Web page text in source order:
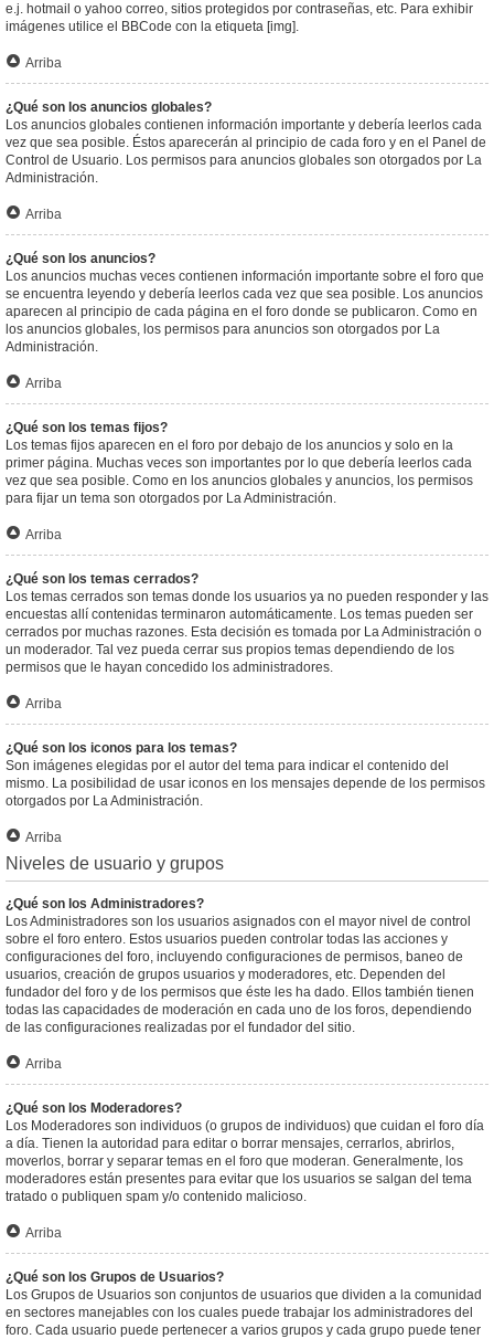
e.j. hotmail o yahoo correo, sitios protegidos por contraseñas, etc. Para exhibir
imágenes utilice el BBCode con la etiqueta [img].
Arriba
¿Qué son los anuncios globales?
Los anuncios globales contienen información importante y debería leerlos cada
vez que sea posible. Éstos aparecerán al principio de cada foro y en el Panel de
Control de Usuario. Los permisos para anuncios globales son otorgados por La
Administración.
Arriba
¿Qué son los anuncios?
Los anuncios muchas veces contienen información importante sobre el foro que
se encuentra leyendo y debería leerlos cada vez que sea posible. Los anuncios
aparecen al principio de cada página en el foro donde se publicaron. Como en
los anuncios globales, los permisos para anuncios son otorgados por La
Administración.
Arriba
¿Qué son los temas fijos?
Los temas fijos aparecen en el foro por debajo de los anuncios y solo en la
primer página. Muchas veces son importantes por lo que debería leerlos cada
vez que sea posible. Como en los anuncios globales y anuncios, los permisos
para fijar un tema son otorgados por La Administración.
Arriba
¿Qué son los temas cerrados?
Los temas cerrados son temas donde los usuarios ya no pueden responder y las
encuestas allí contenidas terminaron automáticamente. Los temas pueden ser
cerrados por muchas razones. Esta decisión es tomada por La Administración o
un moderador. Tal vez pueda cerrar sus propios temas dependiendo de los
permisos que le hayan concedido los administradores.
Arriba
¿Qué son los iconos para los temas?
Son imágenes elegidas por el autor del tema para indicar el contenido del
mismo. La posibilidad de usar iconos en los mensajes depende de los permisos
otorgados por La Administración.
Arriba
Niveles de usuario y grupos
¿Qué son los Administradores?
Los Administradores son los usuarios asignados con el mayor nivel de control
sobre el foro entero. Estos usuarios pueden controlar todas las acciones y
configuraciones del foro, incluyendo configuraciones de permisos, baneo de
usuarios, creación de grupos usuarios y moderadores, etc. Dependen del
fundador del foro y de los permisos que éste les ha dado. Ellos también tienen
todas las capacidades de moderación en cada uno de los foros, dependiendo
de las configuraciones realizadas por el fundador del sitio.
Arriba
¿Qué son los Moderadores?
Los Moderadores son individuos (o grupos de individuos) que cuidan el foro día
a día. Tienen la autoridad para editar o borrar mensajes, cerrarlos, abrirlos,
moverlos, borrar y separar temas en el foro que moderan. Generalmente, los
moderadores están presentes para evitar que los usuarios se salgan del tema
tratado o publiquen spam y/o contenido malicioso.
Arriba
¿Qué son los Grupos de Usuarios?
Los Grupos de Usuarios son conjuntos de usuarios que dividen a la comunidad
en sectores manejables con los cuales puede trabajar los administradores del
foro. Cada usuario puede pertenecer a varios grupos y cada grupo puede tener